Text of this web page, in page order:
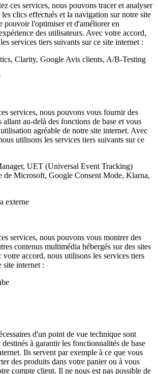
ces services, nous pouvons tracer et analyser
clics effectués et la navigation sur notre site
pouvoir l'optimiser et d'améliorer en
des utilisateurs. Avec votre accord,
services tiers suivants sur ce site internet :
Clarity, Google Avis clients, A/B-Testing
services, nous pouvons vous fournir des
au-delà des fonctions de base et vous
agréable de notre site internet. Avec
utilisons les services tiers suivants sur ce
UET (Universal Event Tracking)
de Microsoft, Google Consent Mode, Klarna,
externe
services, nous pouvons vous montrer des
contenus multimédia hébergés sur des sites
votre accord, nous utilisons les services tiers
site internet :
d'un point de vue technique sont
à garantir les fonctionnalités de base
Ils servent par exemple à ce que vous
des produits dans votre panier ou à vous
compte client. Il ne nous est pas possible de